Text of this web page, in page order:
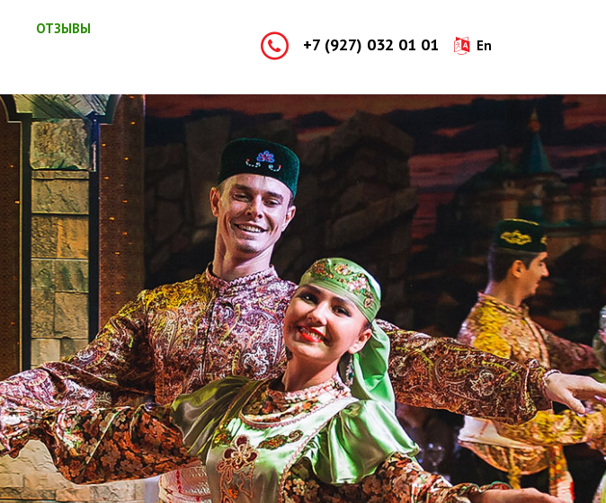
ОТЗЫВЫ
+7 (927) 032 01 01 En